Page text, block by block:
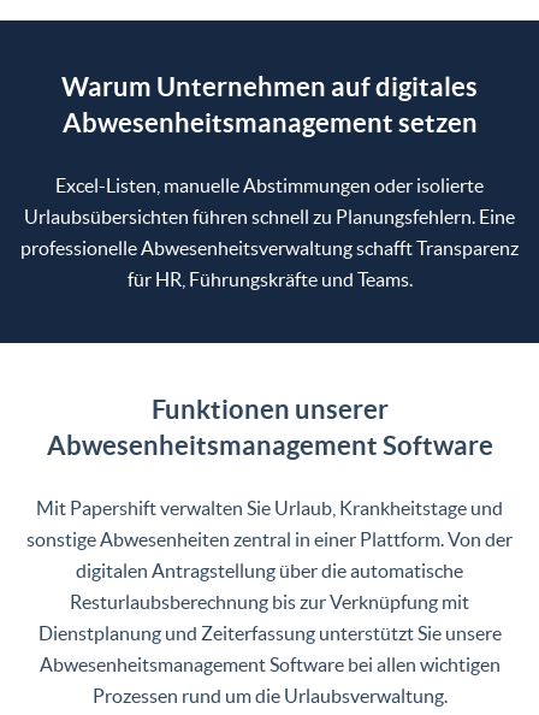
Warum Unternehmen auf digitales
Abwesenheitsmanagement setzen
Excel-Listen, manuelle Abstimmungen oder isolierte
Urlaubsübersichten führen schnell zu Planungsfehlern. Eine
professionelle Abwesenheitsverwaltung schafft Transparenz
für HR, Führungskräfte und Teams.
Funktionen unserer
Abwesenheitsmanagement Software
Mit Papershift verwalten Sie Urlaub, Krankheitstage und
sonstige Abwesenheiten zentral in einer Plattform. Von der
digitalen Antragstellung über die automatische
Resturlaubsberechnung bis zur Verknüpfung mit
Dienstplanung und Zeiterfassung unterstützt Sie unsere
Abwesenheitsmanagement Software bei allen wichtigen
Prozessen rund um die Urlaubsverwaltung.